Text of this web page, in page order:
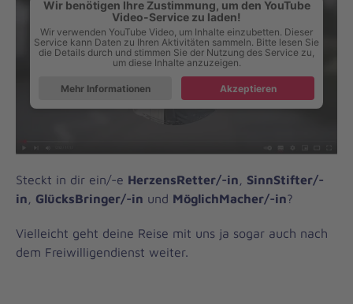
Wir benötigen Ihre Zustimmung, um den YouTube
Video-Service zu laden!
Wir verwenden YouTube Video, um Inhalte einzubetten. Dieser
Service kann Daten zu Ihren Aktivitäten sammeln. Bitte lesen Sie
die Details durch und stimmen Sie der Nutzung des Service zu,
um diese Inhalte anzuzeigen.
Mehr Informationen Akzeptieren
Steckt in dir ein/-e HerzensRetter/-in
SinnStifter/-
in
GlücksBringer/-in und MöglichMacher/-in?
Vielleicht geht deine Reise mit uns ja sogar auch nach
dem Freiwilligendienst weiter.